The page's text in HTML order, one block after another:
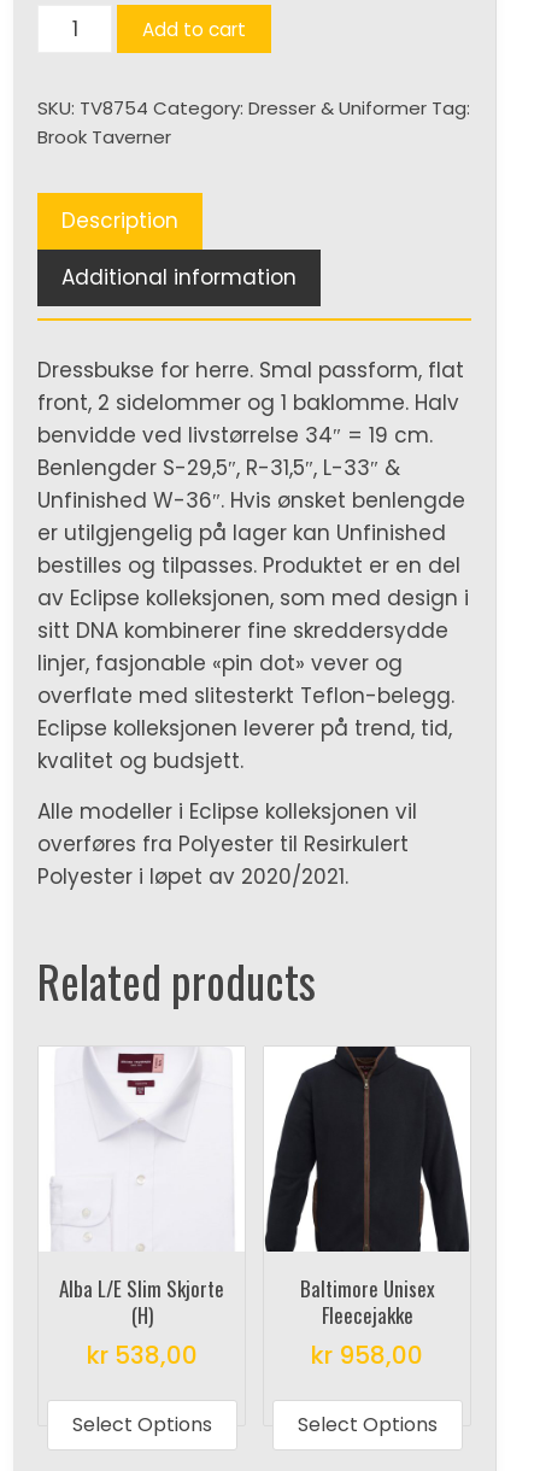
Pegasus
(H)
quantity
Add to cart
SKU: TV8754 Category:Dresser & Uniformer Tag:
Brook Taverner
Description
Additional information
Dressbukse for herre. Smal passform, flat
front, 2 sidelommer og 1 baklomme. Halv
benvidde ved livstørrelse 34″ = 19 cm.
Benlengder S-29,5″, R-31,5″, L-33″ &
Unfinished W-36″. Hvis ønsket benlengde
er utilgjengelig på lager kan Unfinished
bestilles og tilpasses. Produktet er en del
av Eclipse kolleksjonen, som med design i
sitt DNA kombinerer fine skreddersydde
linjer, fasjonable «pin dot» vever og
overflate med slitesterkt Teflon-belegg.
Eclipse kolleksjonen leverer på trend, tid,
kvalitet og budsjett.
Alle modeller i Eclipse kolleksjonen vil
overføres fra Polyester til Resirkulert
Polyester i løpet av 2020/2021.
Related products
Alba L/E Slim Skjorte
(H)
kr538,00
Select Options
product
has
Baltimore Unisex
Fleecejakke
kr 958,00
Select Options
has